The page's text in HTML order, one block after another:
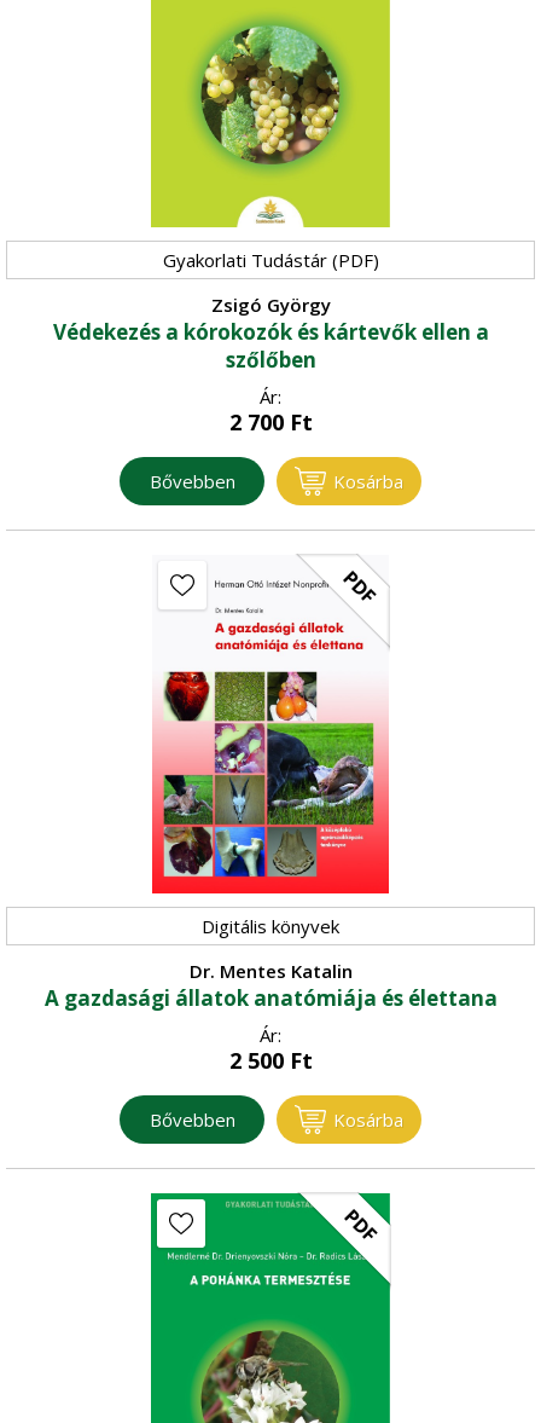
Gyakorlati Tudástár (PDF)
Zsigó György
Védekezés a kórokozók és kártevők ellen a
szőlőben
Ár:
2 700Ft
Bővebben Kosárba
PDF
Digitális könyvek
Dr. Mentes Katalin
A gazdasági állatok anatómiája és élettana
Ár:
2 500Ft
Bővebben Kosárba
PDF